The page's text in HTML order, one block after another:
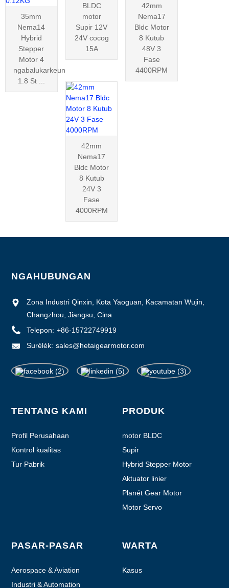
35mm
Nema14
Hybrid
Stepper
Motor 4
ngabalukarkeun
1.8 St ...
BLDC
motor
Supir 12V
24V cocog
15A
42mm
Nema17
Bldc Motor
8 Kutub
48V 3
Fase
4400RPM
42mm
Nema17
Bldc Motor
8 Kutub
24V 3
Fase
4000RPM
NGAHUBUNGAN
Zona Industri Qinxin, Kota Yaoguan, Kacamatan Wujin,
Changzhou, Jiangsu, Cina
Telepon: +86-15722749919
Surélék: sales@hetaigearmotor.com
TENTANG KAMI
Profil Perusahaan
Kontrol kualitas
Tur Pabrik
PRODUK
motor BLDC
Supir
Hybrid Stepper Motor
Aktuator linier
Planét Gear Motor
Motor Servo
PASAR-PASAR
Aerospace & Aviation
Industri & Automation
WARTA
Kasus